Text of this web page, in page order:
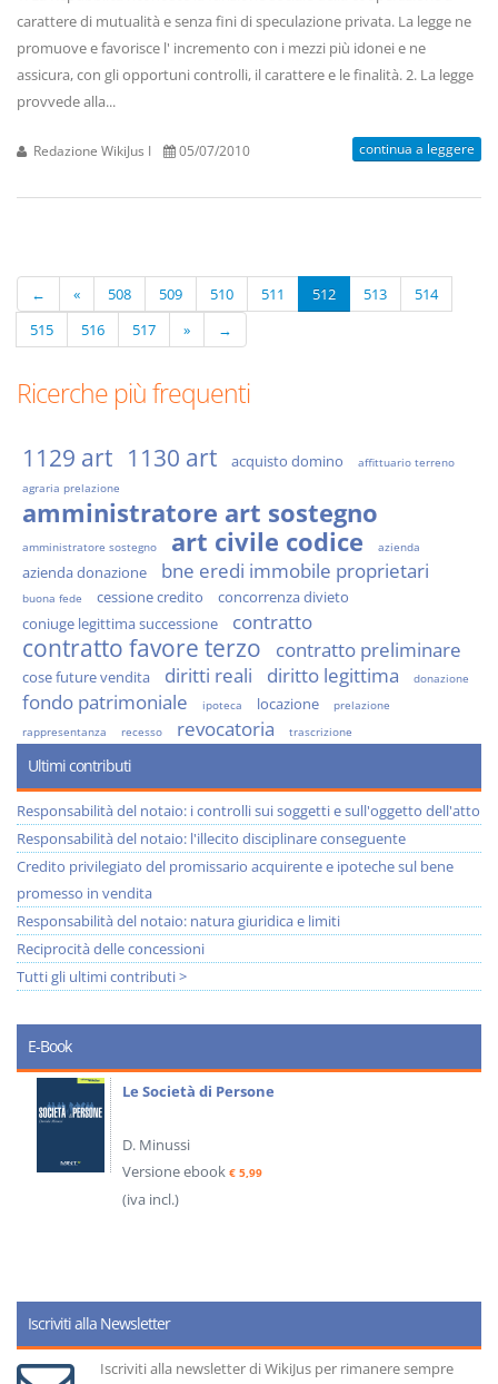
carattere di mutualità e senza fini di speculazione privata. La legge ne
promuove e favorisce l' incremento con i mezzi più idonei e ne
assicura, con gli opportuni controlli, il carattere e le finalità. 2. La legge
provvede alla...
Redazione WikiJus I 05/07/2010 continua a leggere
← « 508 509 510 511 512 513
514
515
516 517 » →
Ricerche più frequenti
1129 art 1130 art acquisto domino
affittuario terreno
agraria prelazione
amministratore art sostegno
amministratore sostegno art civile codice azienda
azienda donazione bne eredi immobile proprietari
buona fede cessione credito
concorrenza divieto
coniuge legittima successione
contratto
contratto favore terzo contratto preliminare
cose future vendita diritti reali diritto legittima donazione
fondo patrimoniale ipoteca locazione
prelazione
rappresentanza
recesso revocatoria trascrizione
Ultimi contributi
Responsabilità del notaio: i controlli sui soggetti e sull'oggetto dell'atto
Responsabilità del notaio: l'illecito disciplinare conseguente
Credito privilegiato del promissario acquirente e ipoteche sul bene
promesso in vendita
Responsabilità del notaio: natura giuridica e limiti
Reciprocità delle concessioni
Tutti gli ultimi contributi >
E-Book
Le Società di Persone
D. Minussi
Versione ebook € 5,99
(iva incl.)
Iscriviti alla Newsletter
Iscriviti alla newsletter di WikiJus per rimanere sempre